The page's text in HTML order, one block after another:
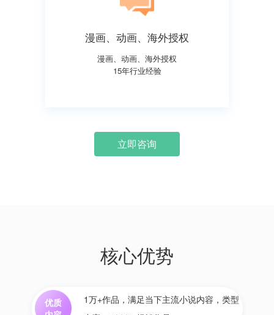
漫画、动画、海外授权
漫画、动画、海外授权
15年行业经验
立即咨询
核心优势
优质
1万+作品，满足当下主流小说内容，类型